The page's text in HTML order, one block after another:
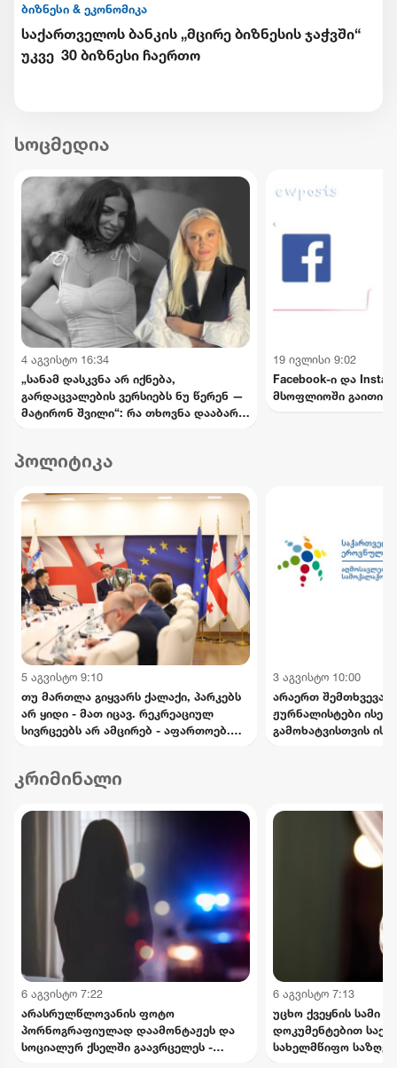
ბიზნესი & ეკონომიკა
საქართველოს ბანკის „მცირე ბიზნესის ჯაჭვში“
უკვე 30 ბიზნესი ჩაერთო
სოცმედია
4 აგვისტო 16:34
„სანამ დასკვნა არ იქნება,
გარდაცვალების ვერსიებს ნუ წერენ —
მატირონ შვილი“: რა თხოვნა დააბარა
19 ივლისი 9:02
Facebook-ი და
მსოფლიოში გაითიშა
პოლიტიკა
5 აგვისტო 9:10
თუ მართლა გიყვარს ქალაქი, პარკებს
არ ყიდი - მათ იცავ. რეკრეაციულ
სივრცეებს არ ამცირებ - აფართოებ.
3 აგვისტო 10:00
არაერთ
ჟურნალისტები
გამოხატვისთვის
კრიმინალი
6 აგვისტო 7:22
არასრულწლოვანის ფოტო
პორნოგრაფიულად დაამონტაჟეს და
სოციალურ ქსელში გაავრცელეს -
6 აგვისტო 7:13
უცხო ქვეყნის სამი
დოკუმენტებით
სახელმწიფო